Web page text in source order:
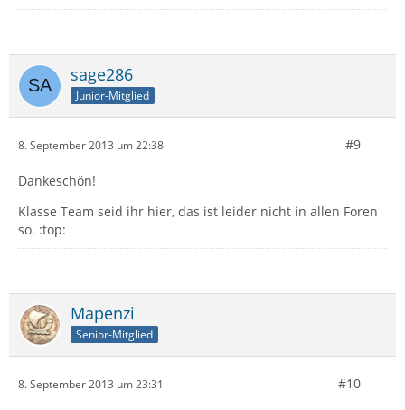
sage286
Junior-Mitglied
8. September 2013 um 22:38 #9
Dankeschön!
Klasse Team seid ihr hier, das ist leider nicht in allen Foren
so. :top:
Mapenzi
Senior-Mitglied
8. September 2013 um 23:31 #10